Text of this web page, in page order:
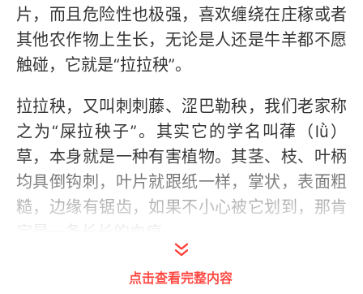
片，而且危险性也极强，喜欢缠绕在庄稼或者
其他农作物上生长，无论是人还是牛羊都不愿
触碰，它就是“拉拉秧”。
拉拉秧，又叫刺刺藤、涩巴勒秧，我们老家称
之为“屎拉秧子”。其实它的学名叫葎（lǜ）
草，本身就是一种有害植物。其茎、枝、叶柄
均具倒钩刺，叶片就跟纸一样，掌状，表面粗
糙，边缘有锯齿，如果不小心被它划到，那肯
为此，农民对其都没有好感，凡是遇到都会用
点击查看完整内容